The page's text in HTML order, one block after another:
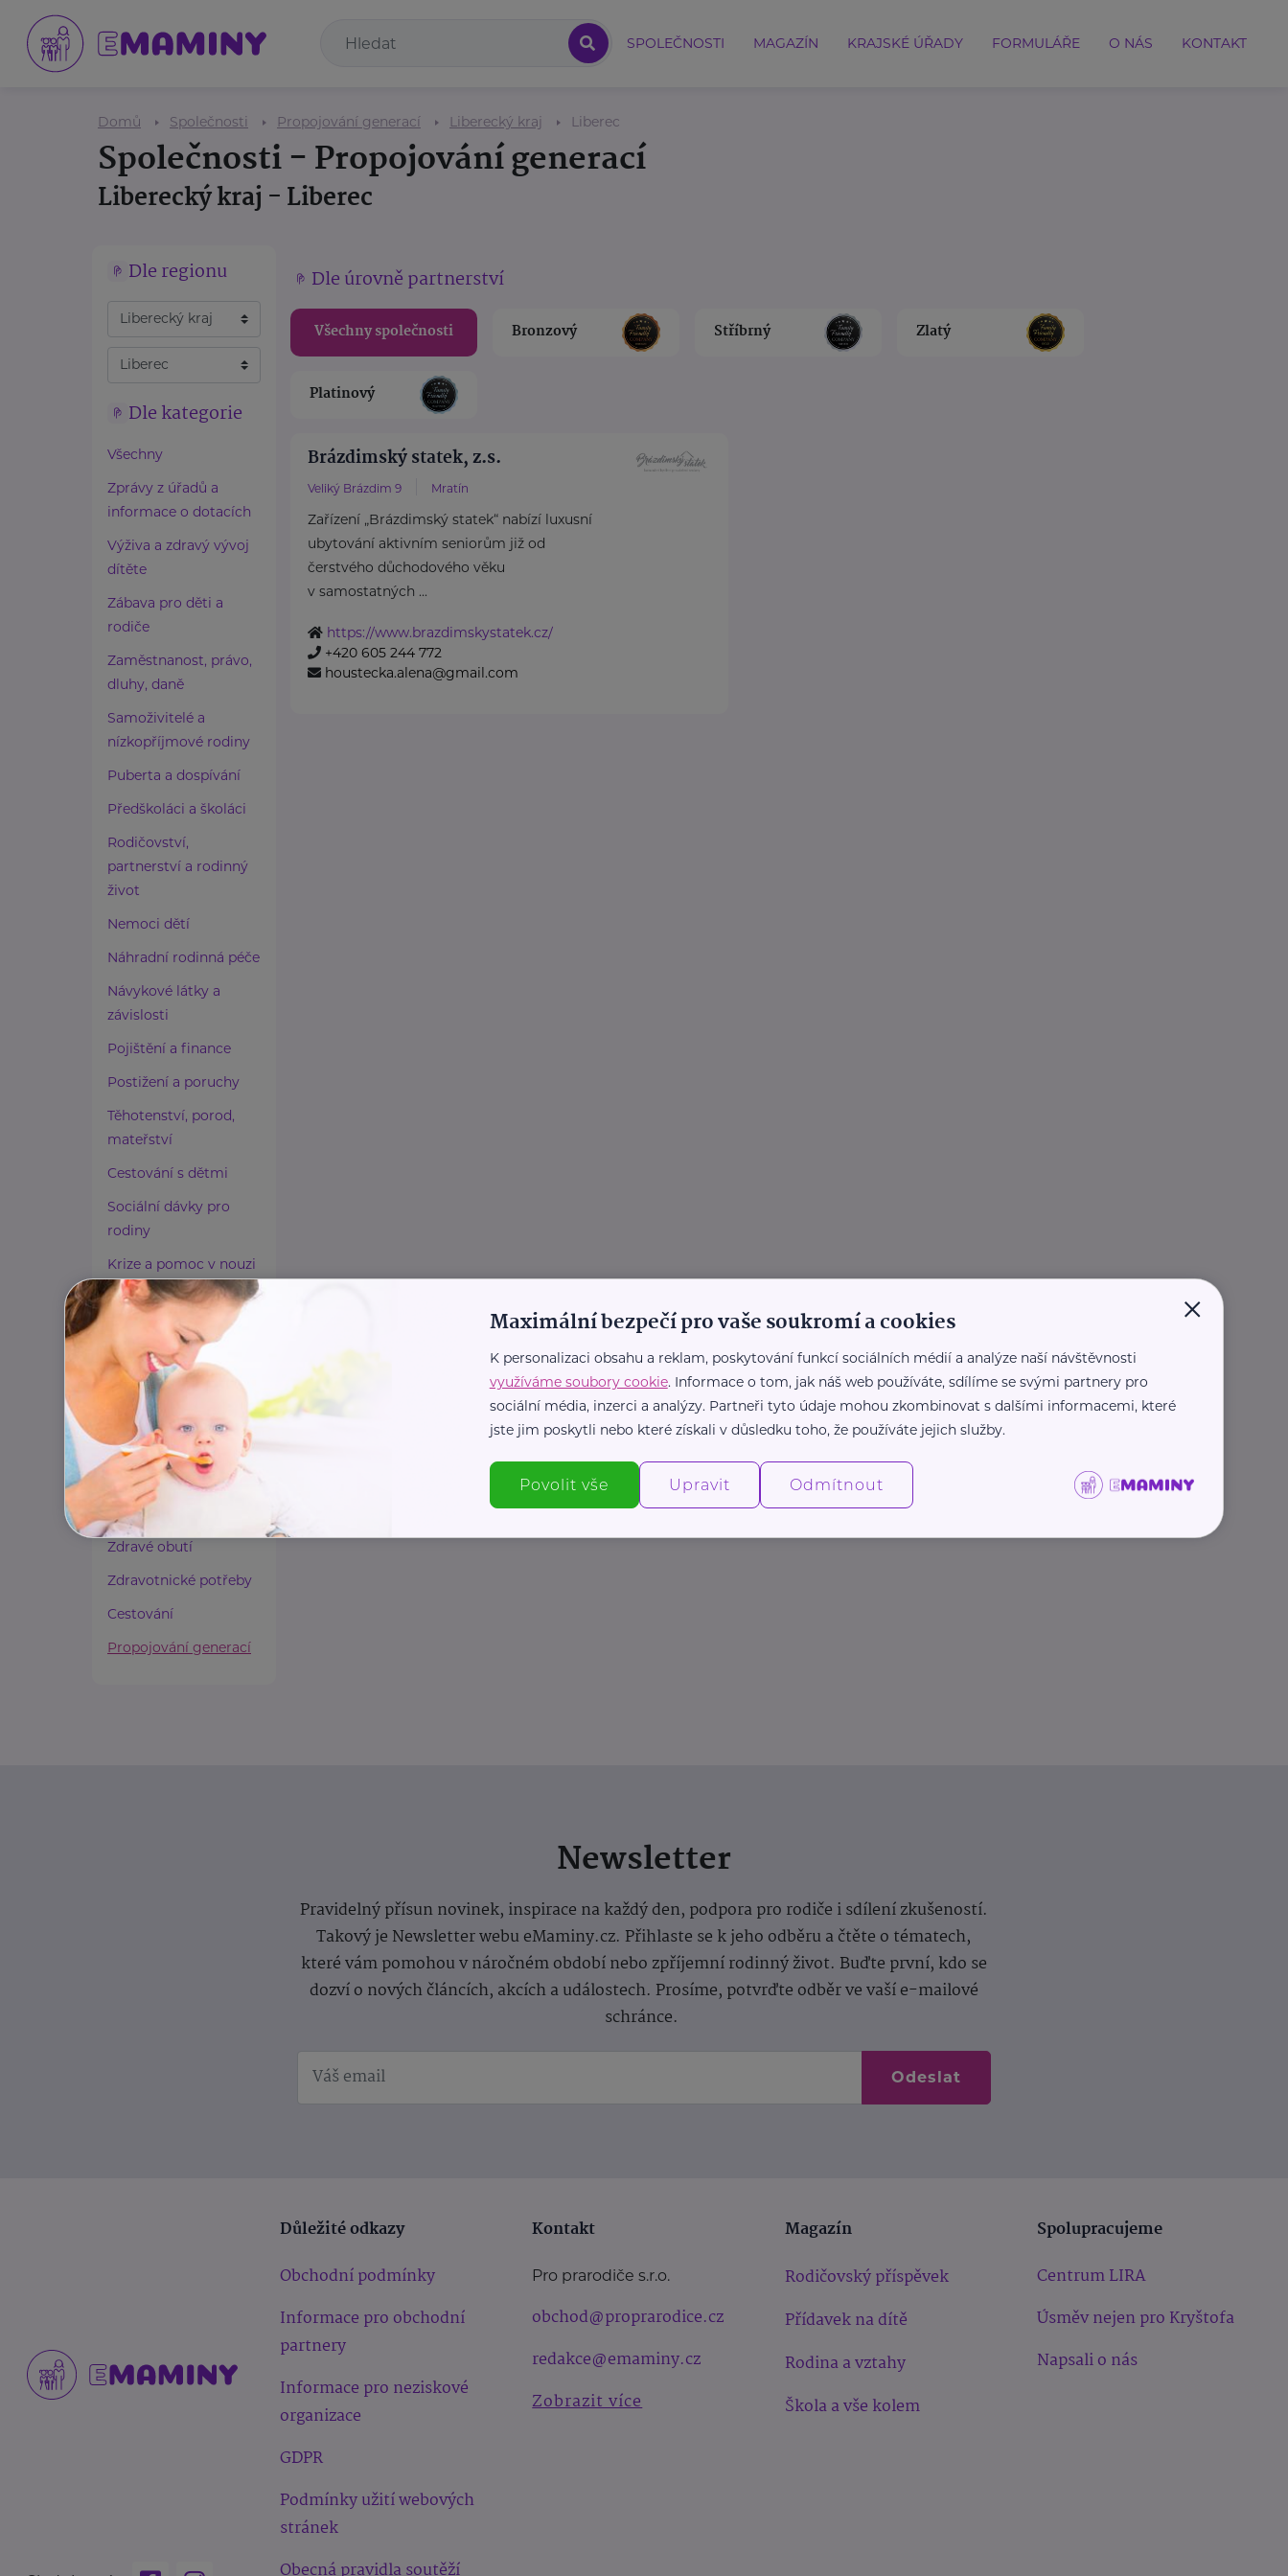
SPOLEČNOSTI MAGAZÍN KRAJSKÉ ÚŘADY FORMULÁŘE O NÁS KONTAKT
Domů Společnosti Propojování generací Liberecký kraj Liberec
Společnosti - Propojování generací
Liberecký kraj - Liberec
Dle regionu
Dle kategorie
Všechny
Zprávy z úřadů a
informace o dotacích
Výživa a zdravý vývoj
dítěte
Zábava pro děti a
rodiče
Zaměstnanost, právo,
dluhy, daně
Samoživitelé a
nízkopříjmové rodiny
Puberta a dospívání
Předškoláci a školáci
Rodičovství,
partnerství a rodinný
život
Nemoci dětí
Náhradní rodinná péče
Návykové látky a
závislosti
Pojištění a finance
Postižení a poruchy
Těhotenství, porod,
mateřství
Cestování s dětmi
Sociální dávky pro
rodiny
Krize a pomoc v nouzi
Paliativní péče
Rady a tipy
Harmonie duše a těla
Zaměstnávání osob ze
zdravotním
postižením
Lázeňství a wellness
Zdravé spaní a sezení
Zdravé obutí
Zdravotnické potřeby
Cestování
Propojování generací
Dle úrovně partnerství
Všechny společnosti Bronzový Stříbrný Zlatý
Platinový
Brázdimský statek, z.s.
Veliký Brázdim 9 Mratín
Zařízení „Brázdimský statek“ nabízí luxusní
ubytování aktivním seniorům již od
čerstvého důchodového věku
v samostatných ...
https://www.brazdimskystatek.cz/
+420 605 244 772
houstecka.alena@gmail.com
Newsletter
Pravidelný přísun novinek, inspirace na každý den, podpora pro rodiče i sdílení zkušeností.
Takový je Newsletter webu eMaminy.cz. Přihlaste se k jeho odběru a čtěte o tématech,
které vám pomohou v náročném období nebo zpříjemní rodinný život. Buďte první, kdo se
dozví o nových článcích, akcích a událostech. Prosíme, potvrďte odběr ve vaší e-mailové
schránce.
Odeslat
Důležité odkazy
Obchodní podmínky
Informace pro obchodní
partnery
Informace pro neziskové
organizace
GDPR
Podmínky užití webových
stránek
Obecná pravidla soutěží
Kontakt
Pro prarodiče s.r.o.
obchod@proprarodice.cz
redakce@emaminy.cz
Zobrazit více
Magazín
Rodičovský příspěvek
Přídavek na dítě
Rodina a vztahy
Škola a vše kolem
Spolupracujeme
Centrum LIRA
Úsměv nejen pro Kryštofa
Napsali o nás
×
Maximální bezpečí pro vaše soukromí a cookies
K personalizaci obsahu a reklam, poskytování funkcí sociálních médií a analýze naší návštěvnosti
využíváme soubory cookie. Informace o tom, jak náš web používáte, sdílíme se svými partnery pro
sociální média, inzerci a analýzy. Partneři tyto údaje mohou zkombinovat s dalšími informacemi, které
jste jim poskytli nebo které získali v důsledku toho, že používáte jejich služby.
Povolit vše Upravit Odmítnout